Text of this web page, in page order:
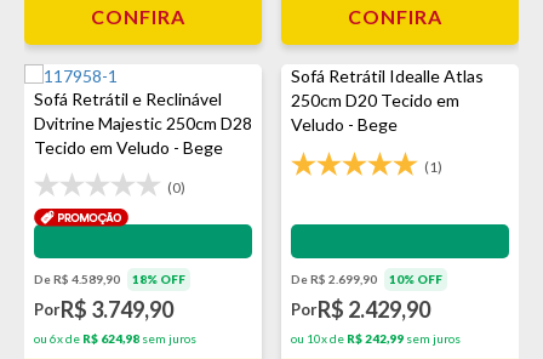
CONFIRA CONFIRA
Sofá Retrátil e Reclinável
Dvitrine Majestic 250cm D28
Tecido em Veludo - Bege
(0)
Impermeabilização - VEDA
De R$ 4.589,90 18% OFF
PorR$ 3.749,90
ou 6x de R$ 624,98 sem juros
Sofá Retrátil Idealle Atlas
250cm D20 Tecido em
Veludo - Bege
(1)
Impermeabilização - VEDA
De R$ 2.699,90 10% OFF
PorR$ 2.429,90
ou 10x de R$ 242,99 sem juros